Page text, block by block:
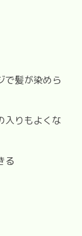
で髪が染めら
入りもよくな
る